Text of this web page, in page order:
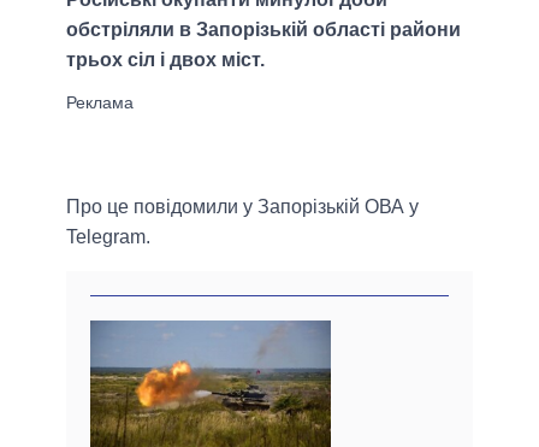
обстріляли в Запорізькій області райони
трьох сіл і двох міст.
Про це повідомили у Запорізькій ОВА у
Telegram.